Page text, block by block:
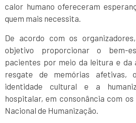
calor humano ofereceram
quem mais necessita.
De acordo com os
objetivo proporcionar o bem-
pacientes por meio da leitura e da
resgate de memórias afetivas,
identidade cultural e a
hospitalar, em consonância com
Nacional de Humanização.